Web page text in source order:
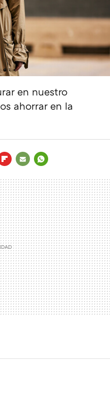
en nuestro
ahorrar en la
MAIL